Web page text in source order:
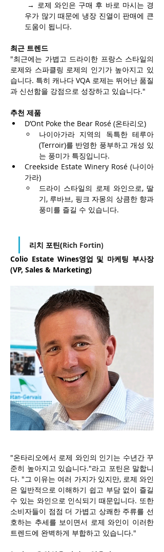
우가 많기 때문에 냉장 진열이 판매에 큰
도움이 됩니다.
최근 트렌드
"최근에는 가볍고 드라이한 프랑스 스타일의
로제와 스파클링 로제의 인기가 높아지고 있
습니다. 특히 캐나다 VQA 로제는 뛰어난 품질
과 신선함을 강점으로 성장하고 있습니다."
추천 제품
D’Ont Poke the Bear Rosé (온타리오)
나이아가라 지역의 독특한 테루아
(Terroir)를 반영한 풍부하고 개성 있
는 풍미가 특징입니다.
Creekside Estate Winery Rosé (나이아
가라)
드라이 스타일의 로제 와인으로, 딸
기, 루바브, 핑크 자몽의 상큼한 향과
풍미를 즐길 수 있습니다.
리치 포틴(Rich Fortin)
Colio Estate Wines영업 및 마케팅 부사장
(VP, Sales & Marketing)
"온타리오에서 로제 와인의 인기는 수년간 꾸
준히 높아지고 있습니다."라고 포틴은 말합니
다. "그 이유는 여러 가지가 있지만, 로제 와인
은 일반적으로 이해하기 쉽고 부담 없이 즐길
수 있는 와인으로 인식되기 때문입니다. 또한
소비자들이 점점 더 가볍고 상쾌한 주류를 선
호하는 추세를 보이면서 로제 와인이 이러한
트렌드에 완벽하게 부합하고 있습니다."